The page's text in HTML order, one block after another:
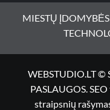
MIESTŲ ĮDOMYBĖS
WEBSTUDIO.LT
PASLAUGOS.
straipsnių